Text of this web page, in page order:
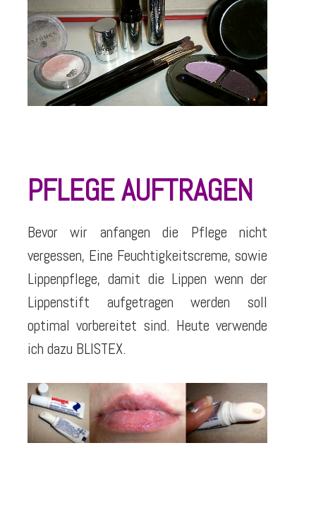
PFLEGE AUFTRAGEN
Bevor wir anfangen die Pflege nicht
vergessen, Eine Feuchtigkeitscreme, sowie
Lippenpflege, damit die Lippen wenn der
Lippenstift aufgetragen werden soll
optimal vorbereitet sind. Heute verwende
ich dazu BLISTEX.